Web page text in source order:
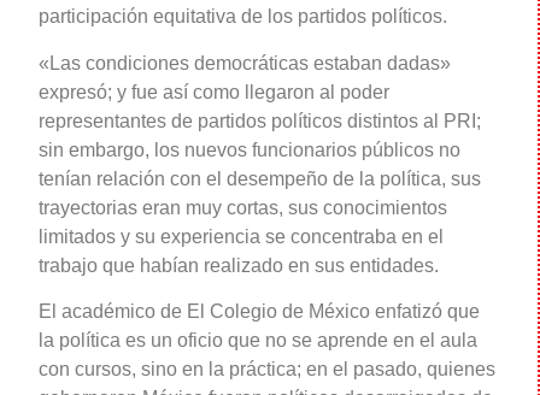
participación equitativa de los partidos políticos.
«Las condiciones democráticas estaban dadas»
expresó; y fue así como llegaron al poder
representantes de partidos políticos distintos al PRI;
sin embargo, los nuevos funcionarios públicos no
tenían relación con el desempeño de la política, sus
trayectorias eran muy cortas, sus conocimientos
limitados y su experiencia se concentraba en el
trabajo que habían realizado en sus entidades.
El académico de El Colegio de México enfatizó que
la política es un oficio que no se aprende en el aula
con cursos, sino en la práctica; en el pasado, quienes